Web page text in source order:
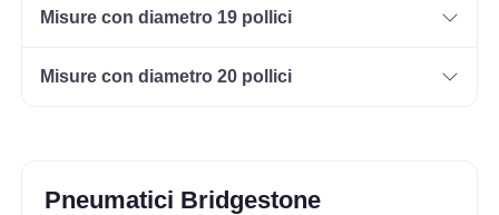
225/50 R17 98W * BMW
Disponibile
Misure con diametro 19 pollici
Misure con diametro 20 pollici
Pneumatici Bridgestone